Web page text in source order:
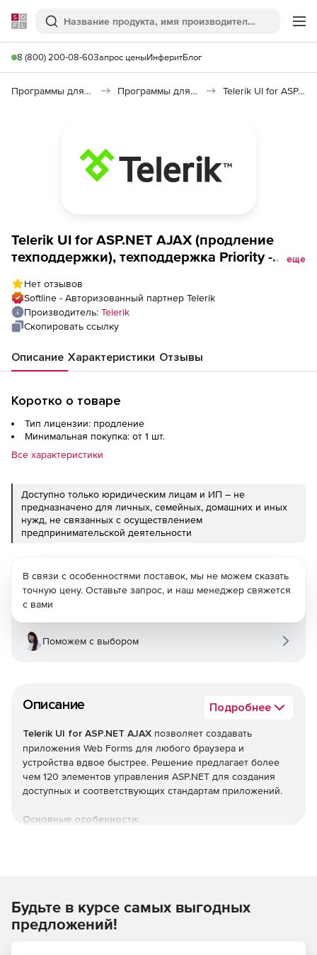
Softline
Поиск
8 (800) 200-08-60Запрос ценыИнферитБлог
Программы для программирования Программы для разработки ПО Telerik UI for ASP.NET AJAX
Telerik UI for ASP.NET AJAX (продление
техподдержки), техподдержка Priority -
еще
Нет отзывов
Softline - Авторизованный партнер Telerik
Производитель: Telerik
Скопировать ссылку
Описание Характеристики Отзывы
Коротко о товаре
Тип лицензии: продление
Минимальная покупка: от 1 шт.
Все характеристики
Доступно только юридическим лицам и ИП – не
предназначено для личных, семейных, домашних и иных
нужд, не связанных с осуществлением
предпринимательской деятельности
Описание Подробнее
Telerik UI for ASP.NET AJAX позволяет создавать
приложения Web Forms для любого браузера и
устройства вдвое быстрее. Решение предлагает более
чем 120 элементов управления ASP.NET для создания
доступных и соответствующих стандартам приложений.
Основные особенности:
Интеграция с SharePoint. Быстрое создание изящных
и простых в настройке решений для SharePoint.
В связи с особенностями поставок, мы не можем сказать
точную цену. Оставьте запрос, и наш менеджер свяжется
с вами
Поможем с выбором
Будьте в курсе самых выгодных
предложений!